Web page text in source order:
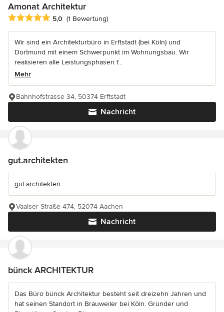
Amonat Architektur
Durchschnittliche Bewertung: 5 von 5 Sternen
5,0 (1 Bewertung)
Wir sind ein Architekturbüro in Erftstadt (bei Köln) und
Dortmund mit einem Schwerpunkt im Wohnungsbau. Wir
realisieren alle Leistungsphasen f...
Mehr
Nachricht
Bahnhofstrasse 34, 50374 Erftstadt
gut.architekten
gut.architekten
Nachricht
Vaalser Straße 474, 52074 Aachen
bünck ARCHITEKTUR
Das Büro bünck Architektur besteht seit dreizehn Jahren und
hat seinen Standort in Brauweiler bei Köln. Gründer und